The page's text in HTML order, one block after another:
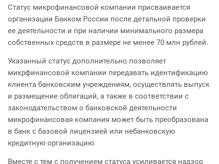
Статус микрофинансовой компании присваивается
организации Банком России после детальной проверки
ее деятельности и при наличии минимального размера
собственных средств в размере не менее 70 млн рублей.
Указанный статус дополнительно позволяет
микрфинансовой компании передавать идентификацию
клиента банковским учреждениям, осуществлять выпуск
и размещение облигаций, а также в соответствии с
законодательством о банковской деятельности
микрофинансовая компания может быть преобразована
в банк с базовой лицензией или небанковскую
кредитную организацию.
Вместе с тем с получением статуса усиливается надзор